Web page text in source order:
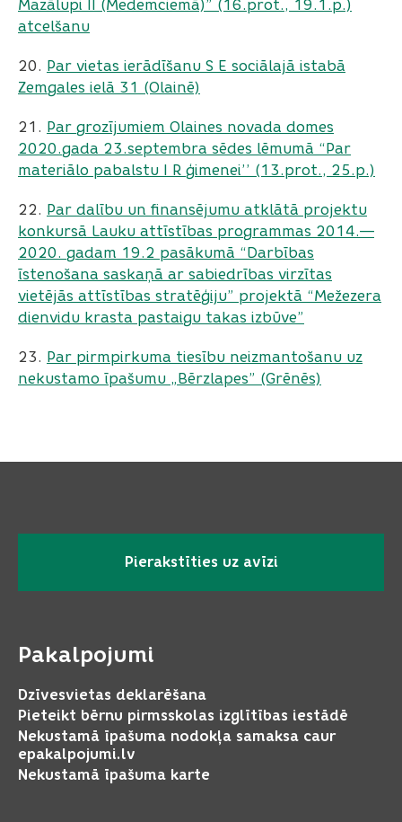
Mazālupi II (Medemciemā)” (16.prot., 19.1.p.)
atcelšanu
20. Par vietas ierādīšanu S E sociālajā istabā
Zemgales ielā 31 (Olainē)
21. Par grozījumiem Olaines novada domes
2020.gada 23.septembra sēdes lēmumā “Par
materiālo pabalstu I R ģimenei’’ (13.prot., 25.p.)
22. Par dalību un finansējumu atklātā projektu
konkursā Lauku attīstības programmas 2014.—
2020. gadam 19.2 pasākumā “Darbības
īstenošana saskaņā ar sabiedrības virzītas
vietējās attīstības stratēģiju” projektā “Mežezera
dienvidu krasta pastaigu takas izbūve”
23. Par pirmpirkuma tiesību neizmantošanu uz
nekustamo īpašumu „Bērzlapes” (Grēnēs)
Pierakstīties uz avīzi
Pakalpojumi
Dzīvesvietas deklarēšana
Pieteikt bērnu pirmsskolas izglītības iestādē
Nekustamā īpašuma nodokļa samaksa caur
epakalpojumi.lv
Nekustamā īpašuma karte